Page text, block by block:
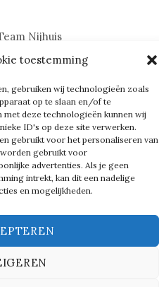
toestemming
gebruiken wij technologieën zoals
op te slaan en/of te
deze technologieën kunnen wij
ID's op deze site verwerken.
gebruikt voor het personaliseren van
gebruikt voor
advertenties. Als je geen
intrekt, kan dit een nadelige
en mogelijkheden.
Nijhuis